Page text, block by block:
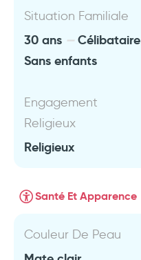
Situation Familiale
30 ans
Célibataire
Sans enfants
Engagement
Religieux
Religieux
Santé Et Apparence
Couleur De Peau